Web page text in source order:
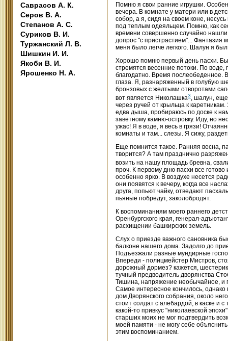
Саврасов А. К.
Серов В. А.
Степанов А. С.
Суриков В. И.
Туржанский Л. В.
Шишкин И. И.
Якоби В. И.
Ярошенко Н. А.
Помню я свои ранние игрушки.
вечера. В комнате у матери или в
собор, а я, сидя на своем коне,
под теплым одеяльцем. Помню, как
времени совершенно случайно
допрос "с пристрастием"... Фантазия
меня было легче легкого. Шалун я
Хорошо помню первый день пасхи.
стремятся весенние потоки. По воде,
благодатно. Время послеобеденное.
глаза. Я, разнаряженный в голубую
бронзовых с желтыми отворотами
вот является Николашка3, шалун,
через ручей от крыльца к
едва дыша, пробираюсь по доске к
заветному камню-островку. Иду, но
ужас! Я в воде, я весь в грязи!
комнаты и там... слезы. Я сижу,
Еще помнится такое. Ранняя весна,
творится? А там празднично
возить на нашу площадь бревна,
проч. К первому дню пасхи все
особенно ярко. В воздухе несется
они появятся к вечеру, когда все
друга, попьют чайку, отведают
пьяные побредут, заколобродят.
К воспоминаниям моего раннего
Оренбургского края, генерал-
расхищении башкирских земель.
Слух о приезде важного сановника
балконе нашего дома. Задолго до
Подъезжали разные мундирные
Впереди - полицмейстер Мистров,
дорожный дормез? кажется,
тучный предводитель дворянства
Тишина, напряжение необычайное, и
Самое интересное кончилось,
дом Дворянского собрания, около
стоит солдат с алебардой, в каске и
какой-то привкус "николаевской
старших моих не мог подтвердить
моей памяти - не могу себе
этим воспоминанием.